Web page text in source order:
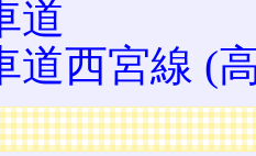
道
道西宮線 (